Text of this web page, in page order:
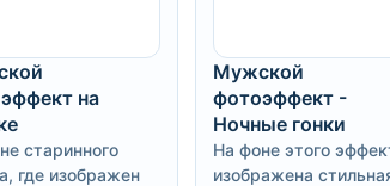
на
старинного
где изображен
Мужской
фотоэффект -
Ночные гонки
На фоне этого
изображена